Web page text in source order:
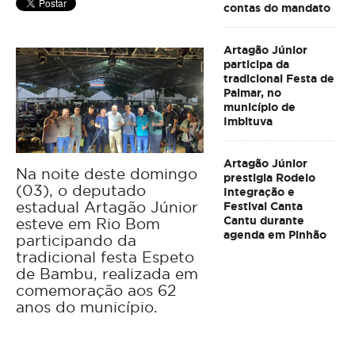
Na noite deste domingo
(03), o deputado
estadual Artagão Júnior
esteve em Rio Bom
participando da
tradicional festa Espeto
de Bambu, realizada em
comemoração aos 62
anos do município.
contas do mandato
Artagão Júnior
participa da
tradicional Festa de
Palmar, no
município de
Imbituva
Artagão Júnior
prestigia Rodeio
Integração e
Festival Canta
Cantu durante
agenda em Pinhão